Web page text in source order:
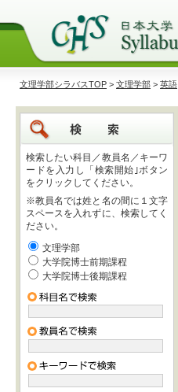
文理学部シラバスTOP > 文理学部 > 英語
検索したい科目／教員名／キーワ
ードを入力し「検索開始｣ボタン
をクリックしてください。
※教員名では姓と名の間に１文字
スペースを入れずに、検索してく
ださい。
文理学部
大学院博士前期課程
大学院博士後期課程